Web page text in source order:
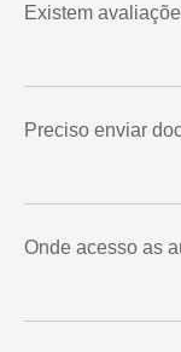
Existem
Preciso enviar
Onde acesso as